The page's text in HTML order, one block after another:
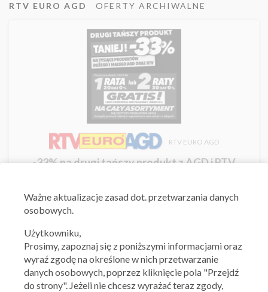
RTV EURO AGD OFERTY ARCHIWALNE
RTV EURO AGD
-33% na drugi tańszy produkt z AGD i RTV
Ważne aktualizacje zasad dot. przetwarzania danych
osobowych.
Użytkowniku,
Prosimy, zapoznaj się z poniższymi informacjami oraz
wyraź zgodę na określone w nich przetwarzanie
danych osobowych, poprzez kliknięcie pola "Przejdź
do strony". Jeżeli nie chcesz wyrażać teraz zgody,